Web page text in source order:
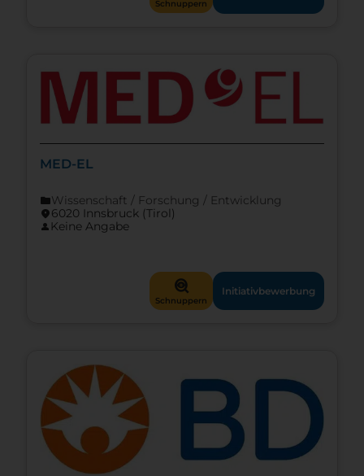
Schnuppern
MED-EL
folderWissenschaft / Forschung / Entwicklung
location_on6020 Innsbruck (Tirol)
person Keine Angabe
mystery
Schnuppern
Initiativbewerbung